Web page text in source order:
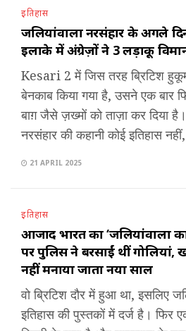
इतिहास
जलियांवाला नरसंहार के अगले
इलाके में अंग्रेज़ों ने 3 लड़ाकू
Kesari 2 में जिस तरह ब्रिटिश
बेनकाब किया गया है, उसने एक बार
बाग़ जैसे ज़ख्मों को ताज़ा कर दिया
नरसंहार की कहानी कोई इतिहास
21 APRIL 2025
इतिहास
आजाद भारत का ‘जलियांवाला
पर पुलिस ने बरसाईं थीं
नहीं मनाया जाता नया साल
वो ब्रिटिश दौर में हुआ था, इसलिए
इतिहास की पुस्तकों में दर्ज है। फिर